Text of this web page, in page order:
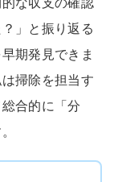
」と振り返る
期発見できま
掃除を担当す
合的に「分